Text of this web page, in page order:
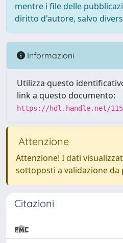
mentre i file delle
diritto d'autore, salvo
Informazioni
Utilizza questo
link a questo documento:
https://hdl.handle.net/
Attenzione
Attenzione! I dati
sottoposti a validazione da
Citazioni